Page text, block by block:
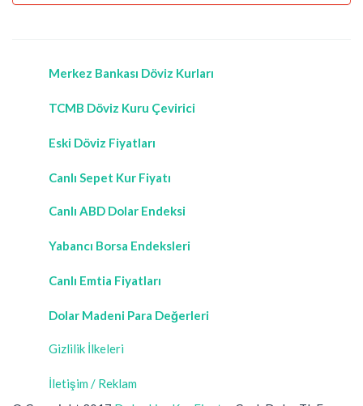
Merkez Bankası Döviz Kurları
TCMB Döviz Kuru Çevirici
Eski Döviz Fiyatları
Canlı Sepet Kur Fiyatı
Canlı ABD Dolar Endeksi
Yabancı Borsa Endeksleri
Canlı Emtia Fiyatları
Dolar Madeni Para Değerleri
Gizlilik İlkeleri
İletişim / Reklam